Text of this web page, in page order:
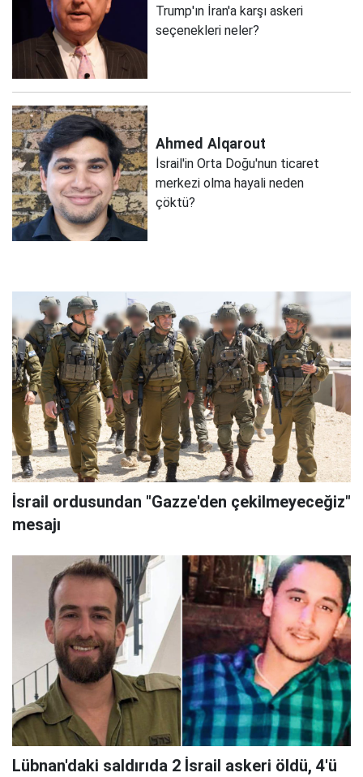
Trump'ın İran'a karşı askeri
seçenekleri neler?
Ahmed Alqarout
İsrail'in Orta Doğu'nun ticaret
merkezi olma hayali neden
çöktü?
İsrail ordusundan "Gazze'den çekilmeyeceğiz"
mesajı
Lübnan'daki saldırıda 2 İsrail askeri öldü, 4'ü